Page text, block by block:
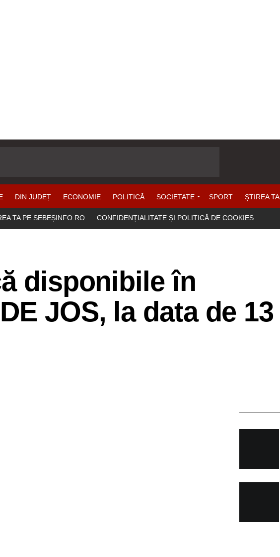
DIN JUDEȚ ECONOMIE POLITICĂ SOCIETATE SPORT ŞTIREA TA
TA PE SEBEȘINFO.RO CONFIDENȚIALITATE ȘI POLITICĂ DE COOKIES
disponibile în
JOS, la data de 13